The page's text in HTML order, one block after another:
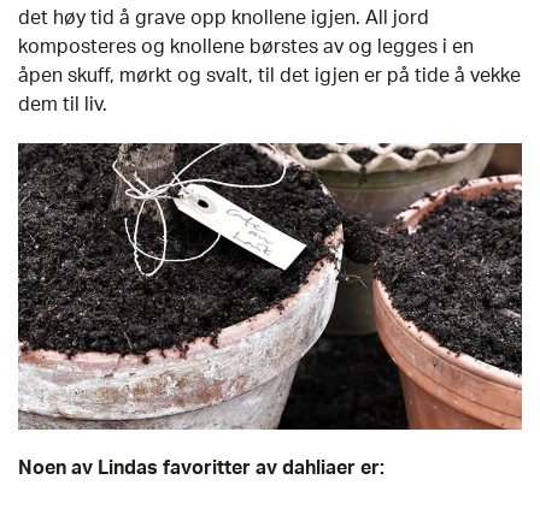
det høy tid å grave opp knollene igjen. All jord
komposteres og knollene børstes av og legges i en
åpen skuff, mørkt og svalt, til det igjen er på tide å vekke
dem til liv.
Noen av Lindas favoritter av dahliaer er: